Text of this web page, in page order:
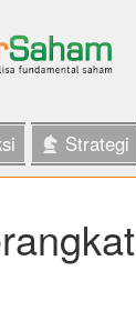
Strategi